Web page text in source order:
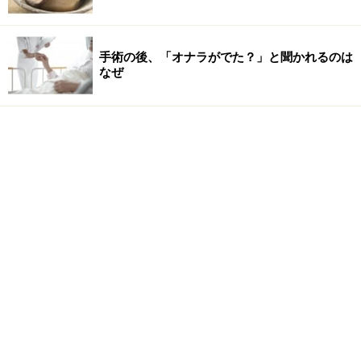
手術の後、「オナラがでた？」と聞かれるのは
なぜ